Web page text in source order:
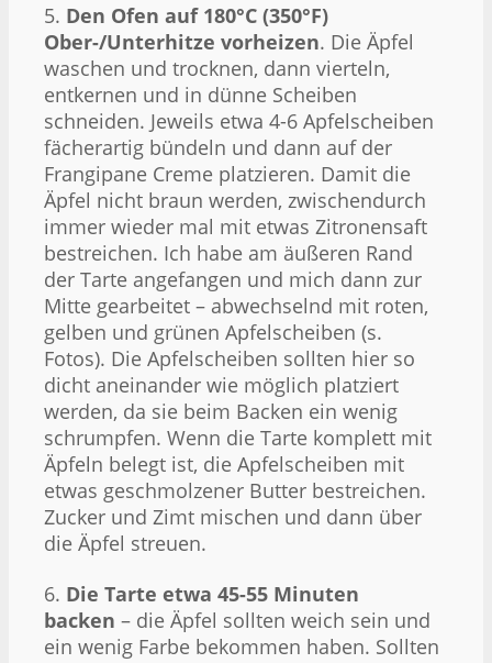
5. Den Ofen auf 180°C (350°F)
Ober-/Unterhitze vorheizen. Die Äpfel
waschen und trocknen, dann vierteln,
entkernen und in dünne Scheiben
schneiden. Jeweils etwa 4-6 Apfelscheiben
fächerartig bündeln und dann auf der
Frangipane Creme platzieren. Damit die
Äpfel nicht braun werden, zwischendurch
immer wieder mal mit etwas Zitronensaft
bestreichen. Ich habe am äußeren Rand
der Tarte angefangen und mich dann zur
Mitte gearbeitet – abwechselnd mit roten,
gelben und grünen Apfelscheiben (s.
Fotos). Die Apfelscheiben sollten hier so
dicht aneinander wie möglich platziert
werden, da sie beim Backen ein wenig
schrumpfen. Wenn die Tarte komplett mit
Äpfeln belegt ist, die Apfelscheiben mit
etwas geschmolzener Butter bestreichen.
Zucker und Zimt mischen und dann über
die Äpfel streuen.
6. Die Tarte etwa 45-55 Minuten
backen – die Äpfel sollten weich sein und
ein wenig Farbe bekommen haben. Sollten